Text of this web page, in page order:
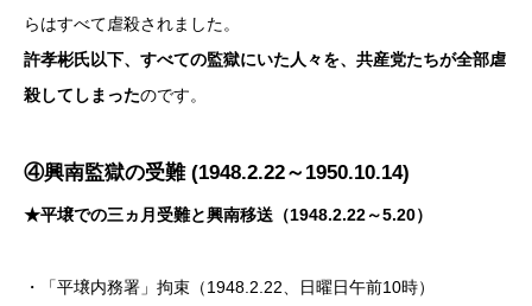
らはすべて虐殺されました。
許孝彬氏以下、すべての監獄にいた人々を、共産党たちが全部虐
殺してしまったのです。
④興南監獄の受難 (1948.2.22～1950.10.14)
★平壌での三ヵ月受難と興南移送（1948.2.22～5.20）
・「平壌内務署」拘束（1948.2.22、日曜日午前10時）